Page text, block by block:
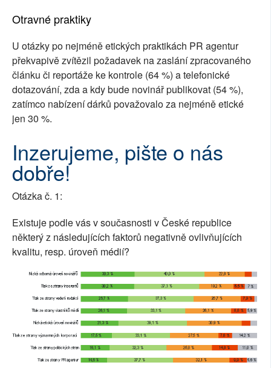
Otravné praktiky
U otázky po nejméně etických praktikách PR agentur
překvapivě zvítězil požadavek na zaslání zpracovaného
článku či reportáže ke kontrole (64 %) a telefonické
dotazování, zda a kdy bude novinář publikovat (54 %),
zatímco nabízení dárků považovalo za nejméně etické
jen 30 %.
Inzerujeme, pište o nás
dobře!
Otázka č. 1:
Existuje podle vás v současnosti v České republice
některý z následujících faktorů negativně ovlivňujících
kvalitu, resp. úroveň médií?